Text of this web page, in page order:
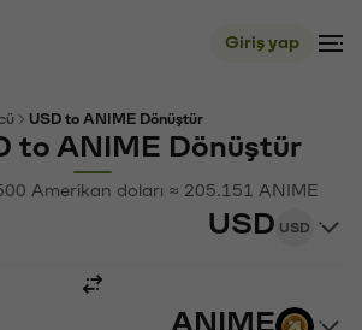
Giriş yap
USD to ANIME Dönüştür
to ANIME Dönüştür
Amerikan doları ≈ 205.151 ANIME
USD USD
ANIME